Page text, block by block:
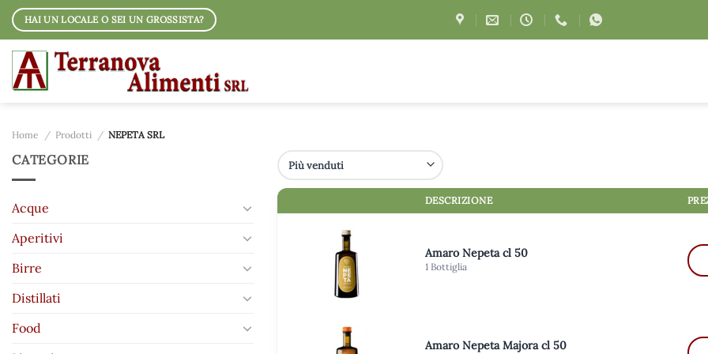
Salta
contenuti
HAI UN LOCALE O SEI UN GROSSISTA?
Home / Prodotti / NEPETA SRL
CATEGORIE
Acque
Aperitivi
Birre
Distillati
Food
DESCRIZIONE
Amaro Nepeta cl 50
1 Bottiglia
Amaro Nepeta Majora cl 50